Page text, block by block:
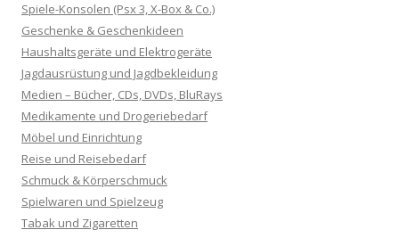
Spiele-Konsolen (Psx 3, X-Box & Co.)
Geschenke & Geschenkideen
Haushaltsgeräte und Elektrogeräte
Jagdausrüstung und Jagdbekleidung
Medien – Bücher, CDs, DVDs, BluRays
Medikamente und Drogeriebedarf
Möbel und Einrichtung
Reise und Reisebedarf
Schmuck & Körperschmuck
Spielwaren und Spielzeug
Tabak und Zigaretten